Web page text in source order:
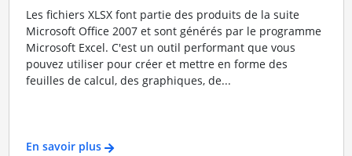
Les fichiers XLSX font partie des produits de la suite
Microsoft Office 2007 et sont générés par le programme
Microsoft Excel. C'est un outil performant que vous
pouvez utiliser pour créer et mettre en forme des
feuilles de calcul, des graphiques, de...
En savoir plus